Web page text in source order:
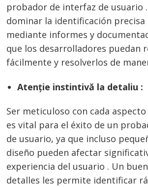
probador de interfaz de usuario
dominar la identificación precisa
mediante informes y
que los desarrolladores puedan
fácilmente y resolverlos de
Atenție instintivă la detaliu :
Ser meticuloso con cada
es vital para el éxito de un
de usuario, ya que incluso
diseño pueden afectar
experiencia del usuario . Un
detalles les permite identificar